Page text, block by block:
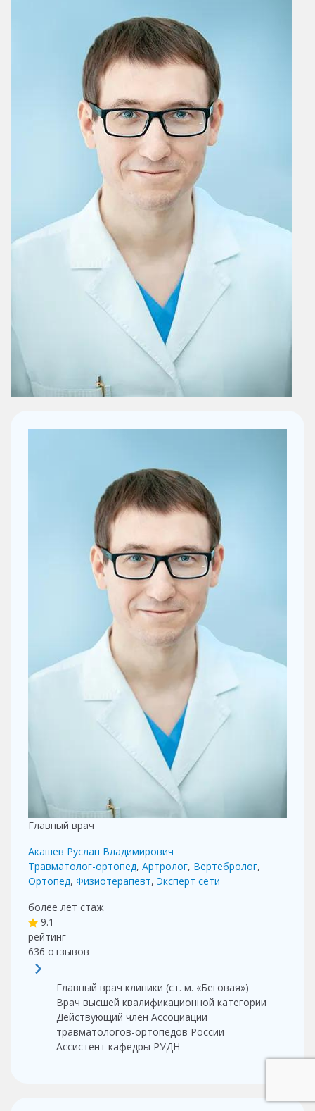
Главный врач
Акашев Руслан Владимирович
Травматолог-ортопед, Артролог, Вертебролог,
Ортопед, Физиотерапевт, Эксперт сети
более лет стаж
9.1
рейтинг
636 отзывов
Главный врач клиники (ст. м. «Беговая»)
Врач высшей квалификационной категории
Действующий член Ассоциации
травматологов-ортопедов России
Ассистент кафедры РУДН